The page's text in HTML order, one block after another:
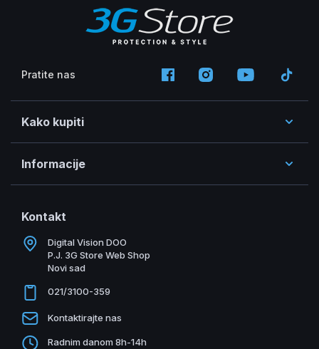
Pratite nas
Kako kupiti
Informacije
Kontakt
Digital Vision DOO
P.J. 3G Store Web Shop
Novi sad
021/3100-359
Kontaktirajte nas
Radnim danom 8h-14h